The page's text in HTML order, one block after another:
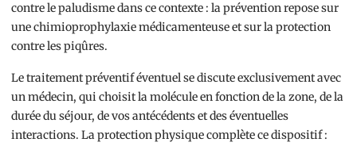
contre le paludisme dans ce contexte : la prévention repose sur
une chimioprophylaxie médicamenteuse et sur la protection
contre les piqûres.
Le traitement préventif éventuel se discute exclusivement avec
un médecin, qui choisit la molécule en fonction de la zone, de la
durée du séjour, de vos antécédents et des éventuelles
interactions. La protection physique complète ce dispositif :